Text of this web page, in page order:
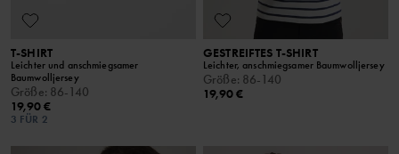
T-SHIRT
Leichter und anschmiegsamer
Baumwolljersey
Größe: 86-140
19,90 €
3 FÜR 2
GESTREIFTES T-SHIRT
Leichter, anschmiegsamer Baumwolljersey
Größe: 86-140
19,90 €